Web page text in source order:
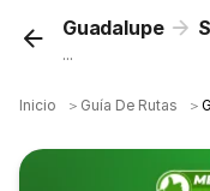
Guadalupe
...
Inicio ＞ Guía De Rutas ＞